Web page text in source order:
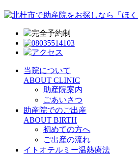
当院について
ABOUT CLINIC
助産院案内
ごあいさつ
助産院でのご出産
ABOUT BIRTH
初めての方へ
ご出産の流れ
イトオテルミー温熱療法